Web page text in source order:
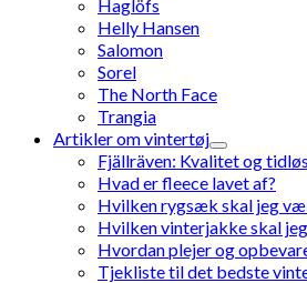
Haglöfs
Helly Hansen
Salomon
Sorel
The North Face
Trangia
Artikler om vintertøj
Fjällräven: Kvalitet og
Hvad er fleece lavet af?
Hvilken rygsæk skal jeg
Hvilken vinterjakke skal
Hvordan plejer og
Tjekliste til det bedste